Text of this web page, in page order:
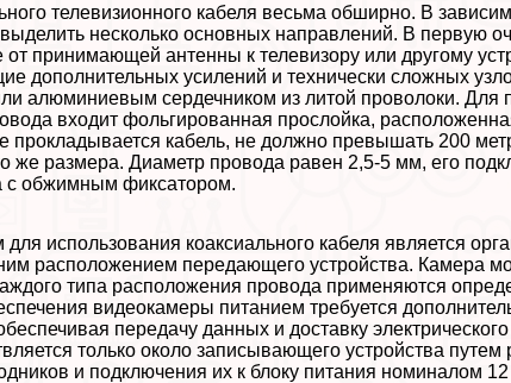
телевизионного кабеля весьма обширно. В
несколько основных направлений. В первую
от принимающей антенны к телевизору или другому
дополнительных усилений и технически сложных
алюминиевым сердечником из литой проволоки. Для
входит фольгированная прослойка,
прокладывается кабель, не должно превышать 200
же размера. Диаметр провода равен 2,5-5 мм, его
с обжимным фиксатором.
использования коаксиального кабеля является
расположением передающего устройства. Камера
типа расположения провода применяются
видеокамеры питанием требуется
передачу данных и доставку
только около записывающего устройства
и подключения их к блоку питания номиналом 12